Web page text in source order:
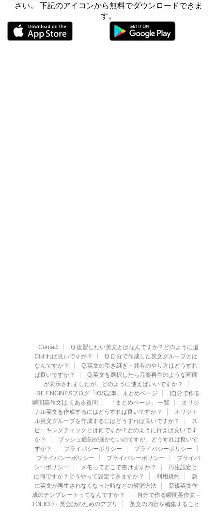
さい。 下記のアイコンから無料でダウンロードできま
す。
Contact
Q.復習したい英文とはなんですか？どのように追
加すれば良いですか？
Q.自分で作成した英文グループとは
なんですか？
Q.英文の引き継ぎ・共有のやり方はどうすれ
ば良いですか？
Q.英文を選択したら音楽再生のような画面
が表示されましたが、どのように使えばいいですか？
RE:ENGINESブログ「iOS記事」まとめページ
[自分で作る
瞬間英作文]よくある質問
「まとめページ」 一覧
オリジ
ナル英文を作成するにはどうすれば良いですか？
オリジナ
ル英文グループを作成するにはどうすれば良いですか？
ス
ピーキングチェックとは何ですか？どのように行えば良いです
か？
プッシュ通知が届かないのですが、どうすれば良いで
すか？
プライバシーポリシー
プライバシーポリシー
プライバシーポリシー
プライバシーポリシー
プライバ
シーポリシー
メモってどこで書けますか？
再生設定と
は何ですか？どうやって設定できますか？
利用規約
急
に英文が再生されなくなった時などの解消方法
新規英文作
成のテンプレートってなんですか？
自分で作る瞬間英作文 –
TOEIC®・英会話のためのアプリ
英文の内容を編集すること